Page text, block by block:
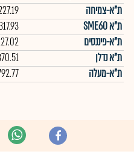
ת"א-צמיחה
ת"א SME60
ת"א-פיננסים
ת"א נדלן
ת"א-מעלה